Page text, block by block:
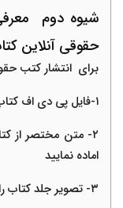
شیوه دوم
حقوقی آنلاین
برای انتشار کتب
١-فایل پی دی اف
٢-متن مختصر از
اماده نمایید
٣- تصویر جلد کتاب